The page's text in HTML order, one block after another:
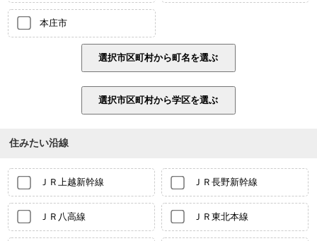
本庄市
住みたい沿線
ＪＲ上越新幹線 ＪＲ長野新幹線
ＪＲ八高線 ＪＲ東北本線